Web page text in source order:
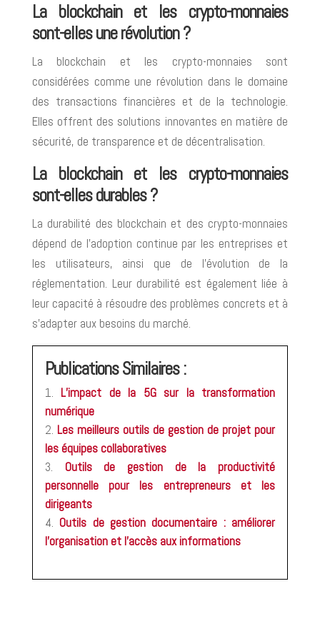
La blockchain et les crypto-monnaies
sont-elles une révolution ?
La blockchain et les crypto-monnaies sont
considérées comme une révolution dans le domaine
des transactions financières et de la technologie.
Elles offrent des solutions innovantes en matière de
sécurité, de transparence et de décentralisation.
La blockchain et les crypto-monnaies
sont-elles durables ?
La durabilité des blockchain et des crypto-monnaies
dépend de l’adoption continue par les entreprises et
les utilisateurs, ainsi que de l’évolution de la
réglementation. Leur durabilité est également liée à
leur capacité à résoudre des problèmes concrets et à
s’adapter aux besoins du marché.
Publications Similaires :
L’impact de la 5G sur la transformation
numérique
Les meilleurs outils de gestion de projet pour
les équipes collaboratives
Outils de gestion de la productivité
personnelle pour les entrepreneurs et les
dirigeants
Outils de gestion documentaire : améliorer
l’organisation et l’accès aux informations